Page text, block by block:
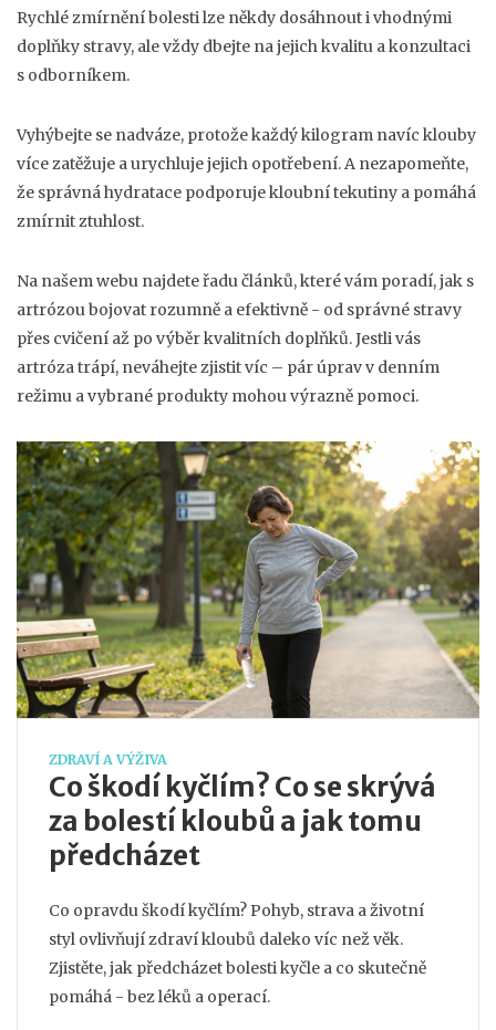
Rychlé zmírnění bolesti lze někdy dosáhnout i vhodnými
doplňky stravy, ale vždy dbejte na jejich kvalitu a konzultaci
s odborníkem.
Vyhýbejte se nadváze, protože každý kilogram navíc klouby
více zatěžuje a urychluje jejich opotřebení. A nezapomeňte,
že správná hydratace podporuje kloubní tekutiny a pomáhá
zmírnit ztuhlost.
Na našem webu najdete řadu článků, které vám poradí, jak s
artrózou bojovat rozumně a efektivně - od správné stravy
přes cvičení až po výběr kvalitních doplňků. Jestli vás
artróza trápí, neváhejte zjistit víc – pár úprav v denním
režimu a vybrané produkty mohou výrazně pomoci.
ZDRAVÍ A VÝŽIVA
Co škodí kyčlím? Co se skrývá
za bolestí kloubů a jak tomu
předcházet
Co opravdu škodí kyčlím? Pohyb, strava a životní
styl ovlivňují zdraví kloubů daleko víc než věk.
Zjistěte, jak předcházet bolesti kyčle a co skutečně
pomáhá - bez léků a operací.